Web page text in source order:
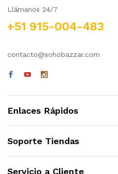
Llámanos 24/7
+51 915-004-483
contacto@sohobazzar.com
Enlaces Rápidos
Soporte Tiendas
Servicio a Cliente